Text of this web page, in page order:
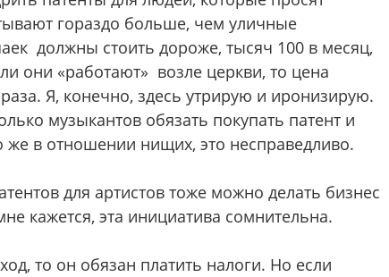
гораздо больше, чем уличные
должны стоить дороже, тысяч 100 в месяц,
они «работают» возле церкви, то цена
Я, конечно, здесь утрирую и иронизирую.
музыкантов обязать покупать патент и
же в отношении нищих, это несправедливо.
для артистов тоже можно делать бизнес
кажется, эта инициатива сомнительна.
то он обязан платить налоги. Но если